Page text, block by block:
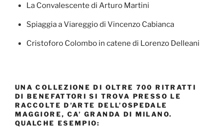
La Convalescente di Arturo Martini
Spiaggia a Viareggio di Vincenzo Cabianca
Cristoforo Colombo in catene di Lorenzo Delleani
UNA COLLEZIONE DI OLTRE 700 RITRATTI
DI BENEFATTORI SI TROVA PRESSO LE
RACCOLTE D’ARTE DELL’OSPEDALE
MAGGIORE, CA’ GRANDA DI MILANO.
QUALCHE ESEMPIO: